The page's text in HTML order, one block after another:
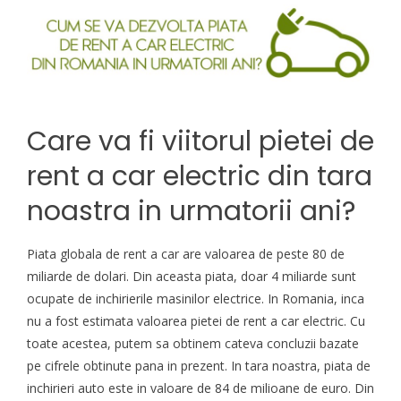
Care va fi viitorul pietei de
rent a car electric din tara
noastra in urmatorii ani?
Piata globala de rent a car are valoarea de peste 80 de
miliarde de dolari. Din aceasta piata, doar 4 miliarde sunt
ocupate de inchirierile masinilor electrice. In Romania, inca
nu a fost estimata valoarea pietei de rent a car electric. Cu
toate acestea, putem sa obtinem cateva concluzii bazate
pe cifrele obtinute pana in prezent. In tara noastra, piata de
inchirieri auto este in valoare de 84 de milioane de euro. Din